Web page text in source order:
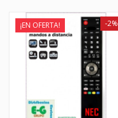
¡EN OFERTA! -2%